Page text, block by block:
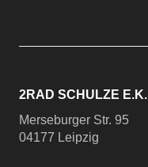
2RAD SCHULZE E.K.
Merseburger Str. 95
04177 Leipzig